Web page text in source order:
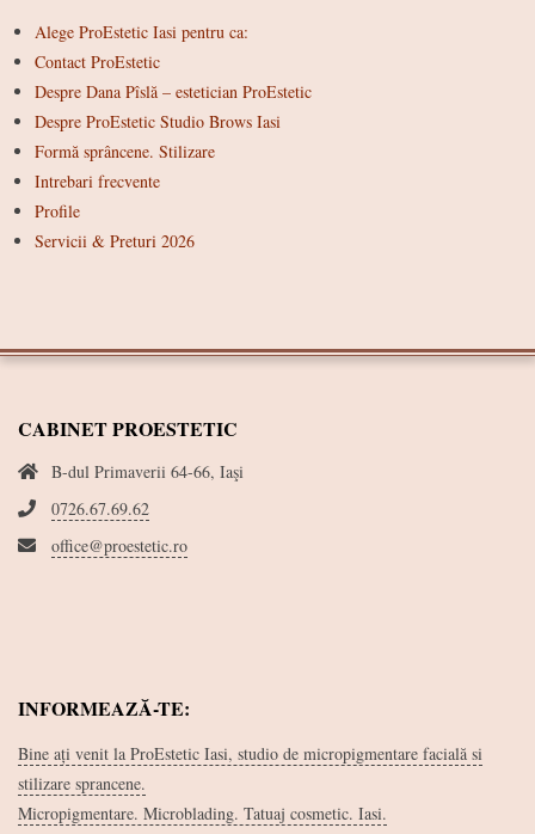
Alege ProEstetic Iasi pentru ca:
Contact ProEstetic
Despre Dana Pîslă – estetician ProEstetic
Despre ProEstetic Studio Brows Iasi
Formă sprâncene. Stilizare
Intrebari frecvente
Profile
Servicii & Preturi 2026
CABINET PROESTETIC
B-dul Primaverii 64-66, Iaşi
0726.67.69.62
office@proestetic.ro
INFORMEAZĂ-TE:
Bine ați venit la ProEstetic Iasi, studio de micropigmentare facială si
stilizare sprancene.
Micropigmentare. Microblading. Tatuaj cosmetic. Iasi.